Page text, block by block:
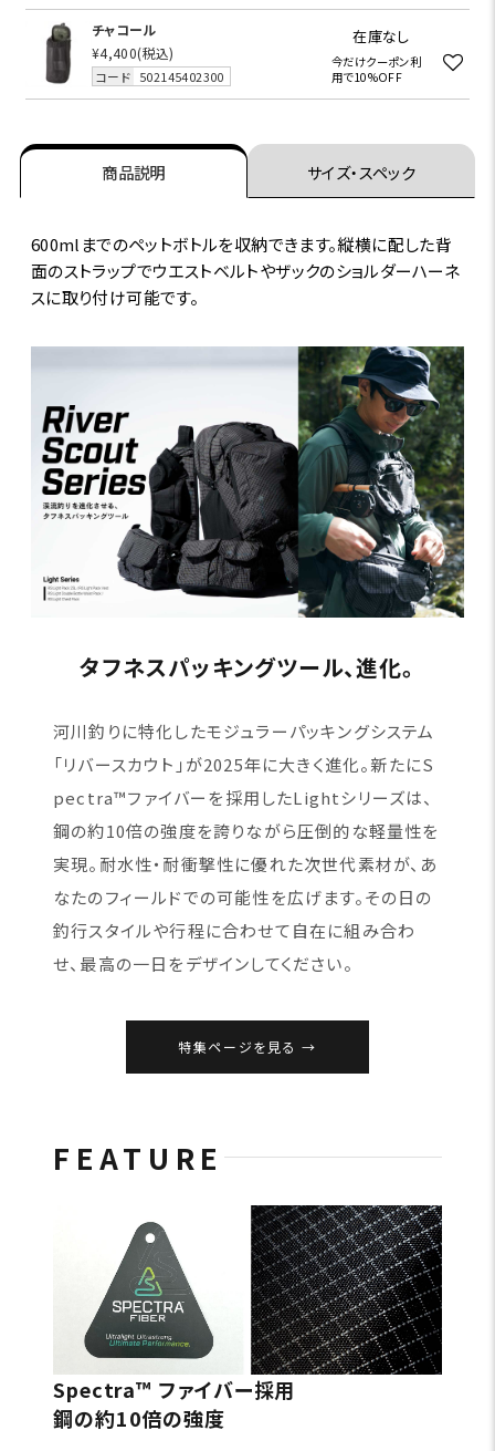
チャコール
¥4,400(税込)
コード 502145402300
在庫なし
今だけクーポン利
用で10%OFF
商品説明 サイズ・スペック
600mlまでのペットボトルを収納できます。縦横に配した背
面のストラップでウエストベルトやザックのショルダーハーネ
スに取り付け可能です。
タフネスパッキングツール、進化。
河川釣りに特化したモジュラーパッキングシステム
「リバースカウト」が2025年に大きく進化。新たにS
pectra™ファイバーを採用したLightシリーズは、
鋼の約10倍の強度を誇りながら圧倒的な軽量性を
実現。耐水性・耐衝撃性に優れた次世代素材が、あ
なたのフィールドでの可能性を広げます。その日の
釣行スタイルや行程に合わせて自在に組み合わ
せ、最高の一日をデザインしてください。
特集ページを見る
FEATURE
Spectra™ ファイバー採用
鋼の約10倍の強度